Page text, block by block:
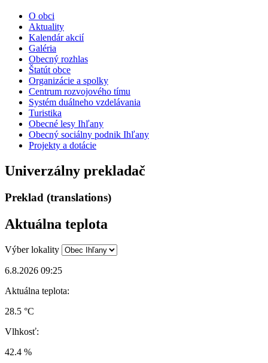
O obci
Aktuality
Kalendár akcií
Galéria
Obecný rozhlas
Štatút obce
Organizácie a spolky
Centrum rozvojového tímu
Systém duálneho vzdelávania
Turistika
Obecné lesy Ihľany
Obecný sociálny podnik Ihľany
Projekty a dotácie
Univerzálny prekladač
Preklad (translations)
Aktuálna teplota
Výber lokality
6.8.2026 09:25
Aktuálna teplota:
28.5 °C
Vlhkosť:
42.4 %